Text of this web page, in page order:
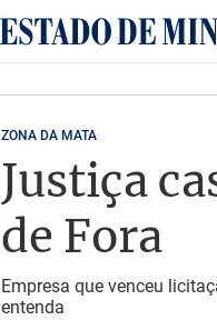
ZONA DA MATA
Justiça
de Fora
Empresa que venceu
entenda